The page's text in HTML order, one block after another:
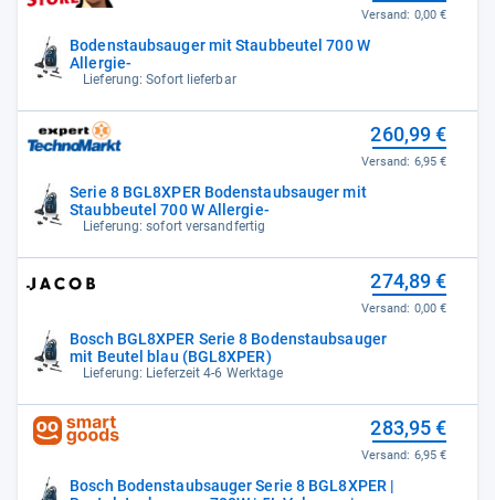
Bodenstaubsauger mit Staubbeutel 700 W
Allergie-
Lieferung: Sofort lieferbar
Versand: 0,00 €
Serie 8 BGL8XPER Bodenstaubsauger mit
Staubbeutel 700 W Allergie-
Lieferung: sofort versandfertig
260,99 €
Versand: 6,95 €
Bosch BGL8XPER Serie 8 Bodenstaubsauger
mit Beutel blau (BGL8XPER)
Lieferung: Lieferzeit 4-6 Werktage
274,89 €
Versand: 0,00 €
Bosch Bodenstaubsauger Serie 8 BGL8XPER |
283,95 €
Versand: 6,95 €